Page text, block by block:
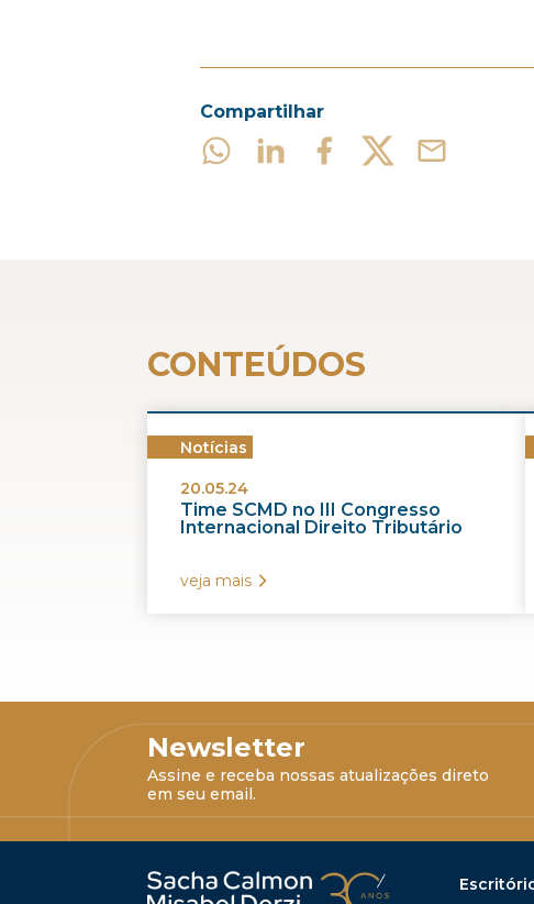
Compartilhar
CONTEÚDOS
Notícias
20.05.24
Time SCMD no III Congresso
Internacional Direito Tributário
veja mais
Newsletter
Assine e receba nossas atualizações direto
em seu email.